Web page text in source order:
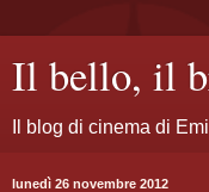
Il bello, il
Il blog di cinema di
lunedì 26 novembre 2012